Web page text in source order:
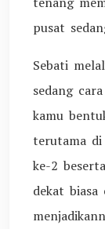
pusat
Sebati
sedang
kamu
terutama di
ke-2
dekat